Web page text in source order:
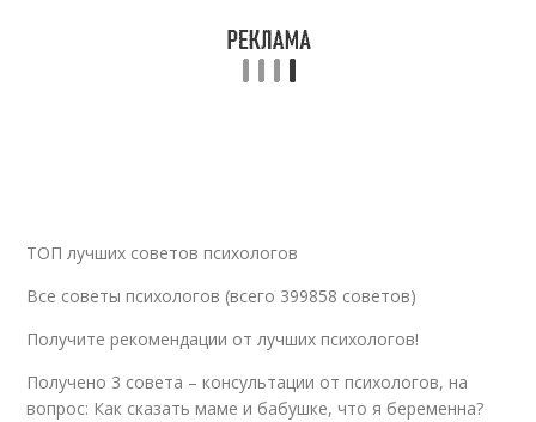
ТОП лучших советов психологов
Все советы психологов (всего 399858 советов)
Получите рекомендации от лучших психологов!
Получено 3 совета – консультации от психологов, на
вопрос: Как сказать маме и бабушке, что я беременна?